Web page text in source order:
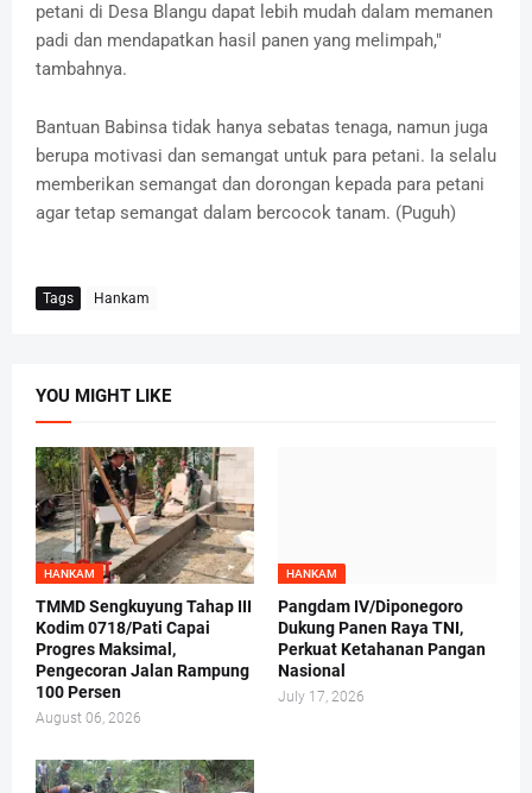
petani di Desa Blangu dapat lebih mudah dalam memanen
padi dan mendapatkan hasil panen yang melimpah,"
tambahnya.
Bantuan Babinsa tidak hanya sebatas tenaga, namun juga
berupa motivasi dan semangat untuk para petani. Ia selalu
memberikan semangat dan dorongan kepada para petani
agar tetap semangat dalam bercocok tanam. (Puguh)
Tags Hankam
YOU MIGHT LIKE
HANKAM
TMMD Sengkuyung Tahap III
Kodim 0718/Pati Capai
Progres Maksimal,
Pengecoran Jalan Rampung
100 Persen
August 06, 2026
HANKAM
Pangdam IV/Diponegoro
Dukung Panen Raya TNI,
Perkuat Ketahanan Pangan
Nasional
July 17, 2026